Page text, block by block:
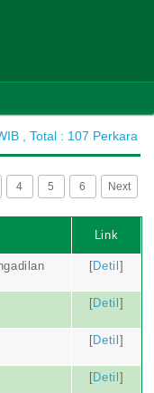
, Total : 107 Perkara
4 5 6 Next
Link
[Detil ]
[Detil ]
[Detil ]
[Detil ]